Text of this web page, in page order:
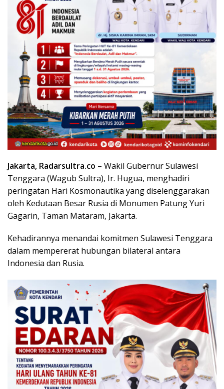
Jakarta, Radarsultra.co – Wakil Gubernur Sulawesi
Tenggara (Wagub Sultra), Ir. Hugua, menghadiri
peringatan Hari Kosmonautika yang diselenggarakan
oleh Kedutaan Besar Rusia di Monumen Patung Yuri
Gagarin, Taman Mataram, Jakarta.
Kehadirannya menandai komitmen Sulawesi Tenggara
dalam mempererat hubungan bilateral antara
Indonesia dan Rusia.